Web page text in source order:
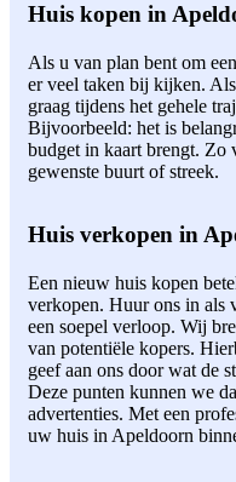
Huis kopen in
Als u van plan bent om
er veel taken bij kijken.
graag tijdens het gehele
Bijvoorbeeld: het is
budget in kaart brengt. Zo
gewenste buurt of streek.
Huis verkopen in
Een nieuw huis kopen
verkopen. Huur ons in als
een soepel verloop. Wij
van potentiële kopers.
geef aan ons door wat de
Deze punten kunnen we
advertenties. Met een
uw huis in Apeldoorn